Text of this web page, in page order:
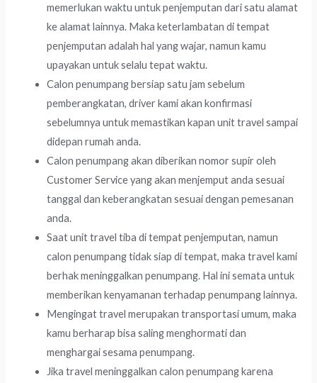
memerlukan waktu untuk penjemputan dari satu alamat
ke alamat lainnya. Maka keterlambatan di tempat
penjemputan adalah hal yang wajar, namun kamu
upayakan untuk selalu tepat waktu.
Calon penumpang bersiap satu jam sebelum
pemberangkatan, driver kami akan konfirmasi
sebelumnya untuk memastikan kapan unit travel sampai
didepan rumah anda.
Calon penumpang akan diberikan nomor supir oleh
Customer Service yang akan menjemput anda sesuai
tanggal dan keberangkatan sesuai dengan pemesanan
anda.
Saat unit travel tiba di tempat penjemputan, namun
calon penumpang tidak siap di tempat, maka travel kami
berhak meninggalkan penumpang. Hal ini semata untuk
memberikan kenyamanan terhadap penumpang lainnya.
Mengingat travel merupakan transportasi umum, maka
kamu berharap bisa saling menghormati dan
menghargai sesama penumpang.
Jika travel meninggalkan calon penumpang karena